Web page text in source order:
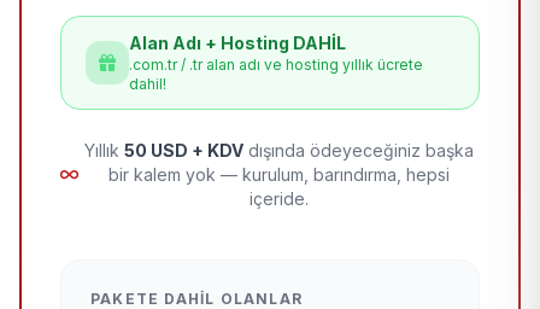
Alan Adı + Hosting DAHİL
.com.tr / .tr alan adı ve hosting yıllık ücrete
dahil!
Yıllık 50 USD + KDV dışında ödeyeceğiniz başka
bir kalem yok — kurulum, barındırma, hepsi
içeride.
PAKETE DAHIL OLANLAR